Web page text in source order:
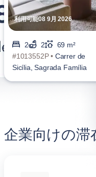
利用可能08 9月 2026
2 2
69 m²
#1013552P • Carrer de
Sicília, Sagrada Família
企業向けの滞